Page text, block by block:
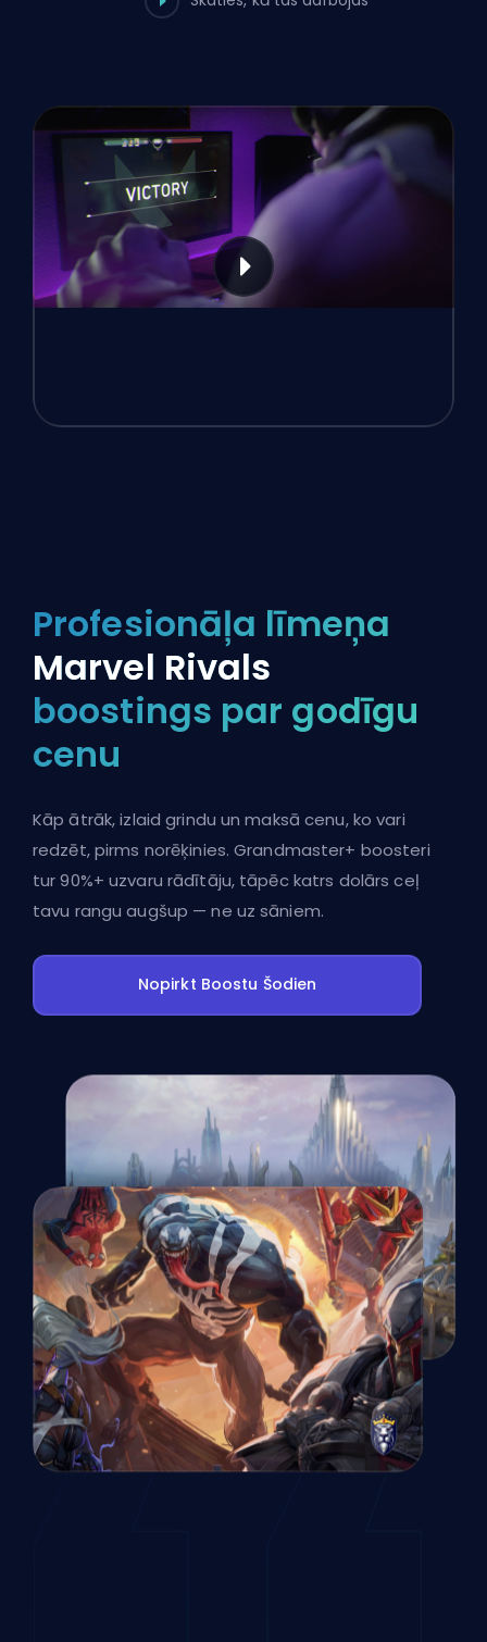
Profesionāļa līmeņa
Marvel Rivals
boostings par godīgu
cenu
Kāp ātrāk, izlaid grindu un maksā cenu, ko vari
redzēt, pirms norēķinies. Grandmaster+ boosteri
tur 90%+ uzvaru rādītāju, tāpēc katrs dolārs ceļ
tavu rangu augšup — ne uz sāniem.
Nopirkt Boostu Šodien